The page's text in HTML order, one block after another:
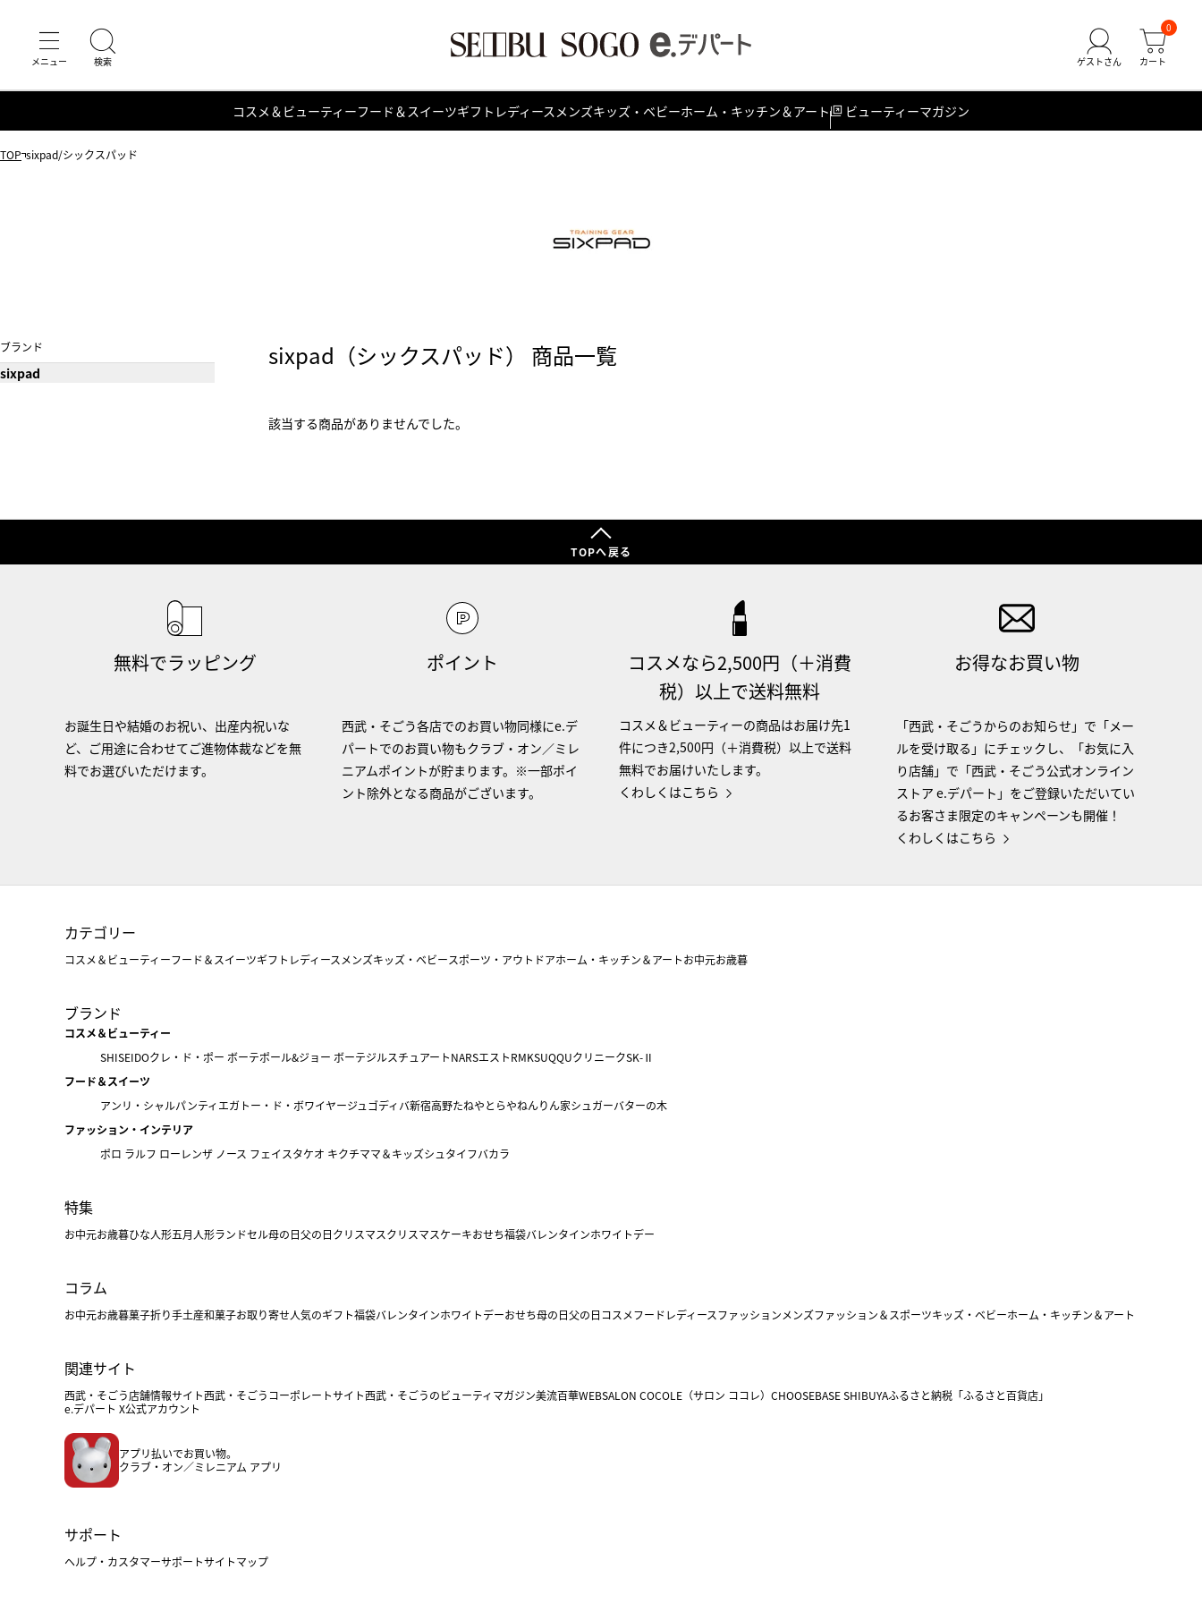
0
コスメ＆ビューティーフード＆スイーツギフト レディース メンズキッズ・ベビーホーム・キッチン＆アート ビューティーマガジン
TOP sixpad/シックスパッド
sixpad（シックスパッド） 商品一覧
該当する商品がありませんでした。
ブランド
sixpad
TOPへ戻る
無料でラッピング
お誕生日や結婚のお祝い、出産内祝いな
ど、ご用途に合わせてご進物体裁などを無
料でお選びいただけます。
ポイント
西武・そごう各店でのお買い物同様にe.デ
パートでのお買い物もクラブ・オン／ミレ
ニアムポイントが貯まります。※一部ポイ
ント除外となる商品がございます。
コスメなら2,500円（＋消費
税）以上で送料無料
コスメ＆ビューティーの商品はお届け先1
件につき2,500円（＋消費税）以上で送料
無料でお届けいたします。
くわしくはこちら
お得なお買い物
「西武・そごうからのお知らせ」で「メー
ルを受け取る」にチェックし、「お気に入
り店舗」で「西武・そごう公式オンライン
ストア e.デパート」をご登録いただいてい
るお客さま限定のキャンペーンも開催！
くわしくはこちら
カテゴリー
コスメ＆ビューティーフード＆スイーツギフト レディース メンズキッズ・ベビースポーツ・アウトドアホーム・キッチン＆アートお中元お歳暮
ブランド
コスメ＆ビューティー
SHISEIDOクレ・ド・ポー ボーテポール&ジョー ボーテジルスチュアートNARSエストRMKSUQQUクリニークSK-Ⅱ
フード＆スイーツ
アンリ・シャルパンティエガトー・ド・ボワイヤージュ ゴディバ新宿高野たねやとらやねんりん家シュガーバターの木
ファッション・インテリア
ポロ ラルフ ローレンザ ノース フェイスタケオ キクチママ＆キッズシュタイフバカラ
特集
お中元お歳暮ひな人形五月人形ランドセル母の日父の日クリスマスクリスマスケーキおせち福袋バレンタインホワイトデー
コラム
お中元お歳暮菓子折り手土産和菓子お取り寄せ人気のギフト福袋バレンタインホワイトデーおせち母の日父の日 コスメフードレディースファッションメンズファッション＆スポーツキッズ・ベビーホーム・キッチン＆アート
関連サイト
西武・そごう店舗情報サイト西武・そごうコーポレートサイト西武・そごうのビューティマガジン美流百華WEBSALON COCOLE（サロン ココレ） CHOOSEBASE SHIBUYAふるさと納税「ふるさと百貨店」
e.デパート X公式アカウント
アプリ払いでお買い物。
クラブ・オン／ミレニアム アプリ
サポート
ヘルプ・カスタマーサポートサイトマップ